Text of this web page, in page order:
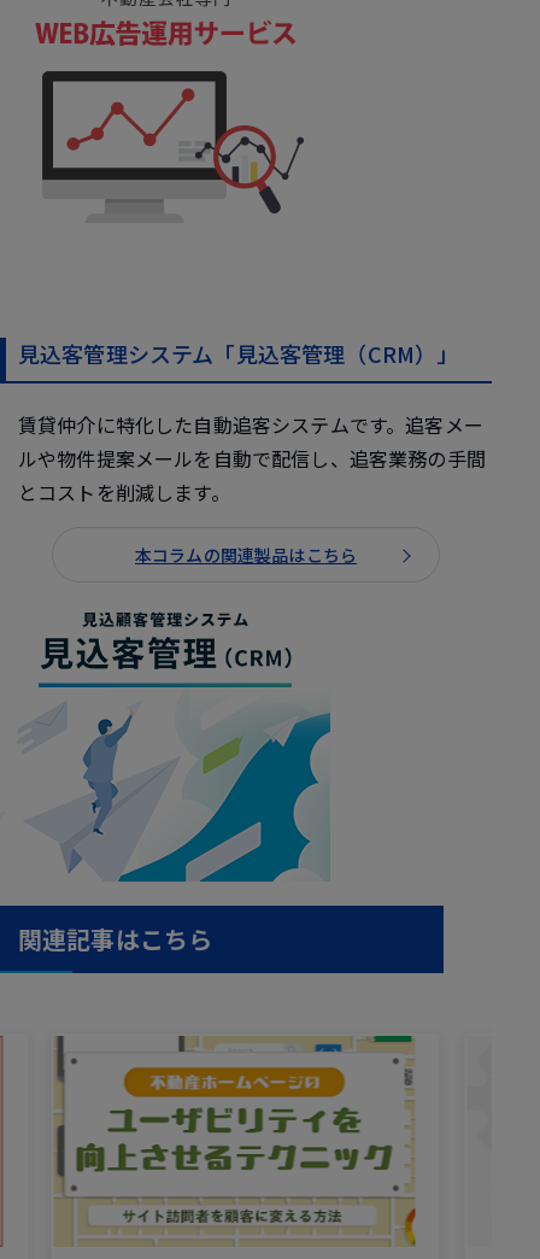
見込客管理システム「見込客管理（CRM）」
賃貸仲介に特化した自動追客システムです。追客メー
ルや物件提案メールを自動で配信し、追客業務の手間
とコストを削減します。
本コラムの関連製品はこちら
関連記事はこちら